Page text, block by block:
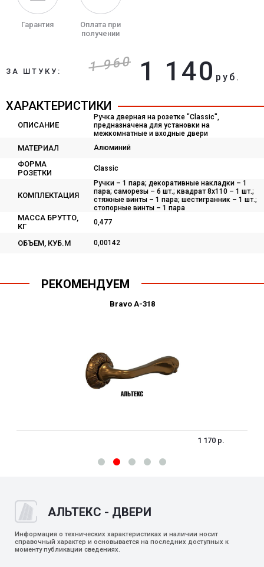
Гарантия
Оплата при
получении
ЗА ШТУКУ: 1 960 1 140 руб.
ХАРАКТЕРИСТИКИ
ОПИСАНИЕ
Ручка дверная на розетке "Classic",
предназначена для установки на
межкомнатные и входные двери
МАТЕРИАЛ Алюминий
ФОРМА
РОЗЕТКИ
Classic
КОМПЛЕКТАЦИЯ
Ручки – 1 пара; декоративные накладки – 1
пара; саморезы – 6 шт.; квадрат 8х110 – 1 шт.;
стяжные винты – 1 пара; шестигранник – 1 шт.;
стопорные винты – 1 пара
МАССА БРУТТО,
КГ
0,477
ОБЪЕМ, КУБ.М 0,00142
РЕКОМЕНДУЕМ
Bravo A-318
1 170 р.
АЛЬТЕКС - ДВЕРИ
Информация о технических характеристиках и наличии носит
справочный характер и основывается на последних доступных к
моменту публикации сведениях.